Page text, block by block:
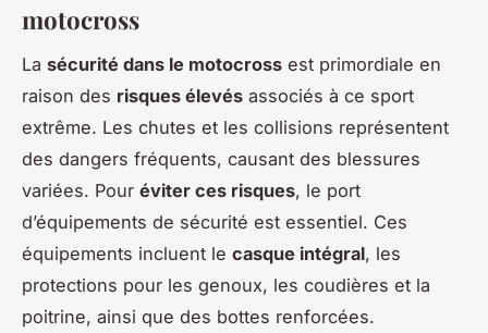
motocross
La sécurité dans le motocross est primordiale en
raison des risques élevés associés à ce sport
extrême. Les chutes et les collisions représentent
des dangers fréquents, causant des blessures
variées. Pour éviter ces risques, le port
d’équipements de sécurité est essentiel. Ces
équipements incluent le casque intégral, les
protections pour les genoux, les coudières et la
poitrine, ainsi que des bottes renforcées.